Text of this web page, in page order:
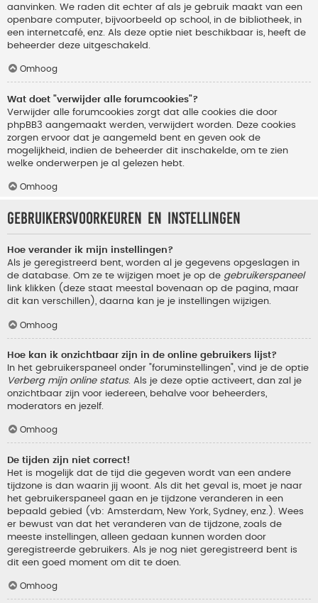
aanvinken. We raden dit echter af als je gebruik maakt van een
openbare computer, bijvoorbeeld op school, in de bibliotheek, in
een internetcafé, enz. Als deze optie niet beschikbaar is, heeft de
beheerder deze uitgeschakeld.
Omhoog
Wat doet "verwijder alle forumcookies"?
Verwijder alle forumcookies zorgt dat alle cookies die door
phpBB3 aangemaakt werden, verwijdert worden. Deze cookies
zorgen ervoor dat je aangemeld bent en geven ook de
mogelijkheid, indien de beheerder dit inschakelde, om te zien
welke onderwerpen je al gelezen hebt.
Omhoog
Gebruikersvoorkeuren en instellingen
Hoe verander ik mijn instellingen?
Als je geregistreerd bent, worden al je gegevens opgeslagen in
de database. Om ze te wijzigen moet je op de gebruikerspaneel
link klikken (deze staat meestal bovenaan op de pagina, maar
dit kan verschillen), daarna kan je je instellingen wijzigen.
Omhoog
Hoe kan ik onzichtbaar zijn in de online gebruikers lijst?
In het gebruikerspaneel onder "foruminstellingen", vind je de optie
Verberg mijn online status. Als je deze optie activeert, dan zal je
onzichtbaar zijn voor iedereen, behalve voor beheerders,
moderators en jezelf.
Omhoog
De tijden zijn niet correct!
Het is mogelijk dat de tijd die gegeven wordt van een andere
tijdzone is dan waarin jij woont. Als dit het geval is, moet je naar
het gebruikerspaneel gaan en je tijdzone veranderen in een
bepaald gebied (vb: Amsterdam, New York, Sydney, enz.). Wees
er bewust van dat het veranderen van de tijdzone, zoals de
meeste instellingen, alleen gedaan kunnen worden door
geregistreerde gebruikers. Als je nog niet geregistreerd bent is
dit een goed moment om dit te doen.
Omhoog